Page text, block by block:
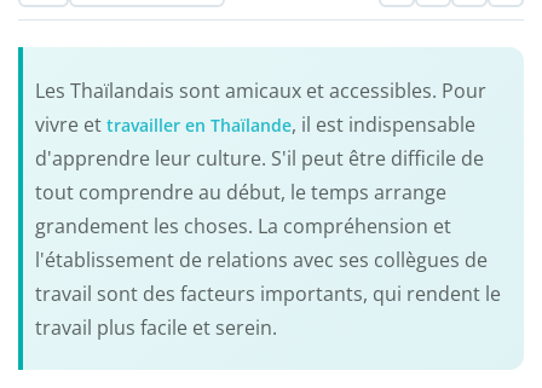
Les Thaïlandais sont amicaux et accessibles. Pour
vivre et travailler en Thaïlande, il est indispensable
d'apprendre leur culture. S'il peut être difficile de
tout comprendre au début, le temps arrange
grandement les choses. La compréhension et
l'établissement de relations avec ses collègues de
travail sont des facteurs importants, qui rendent le
travail plus facile et serein.